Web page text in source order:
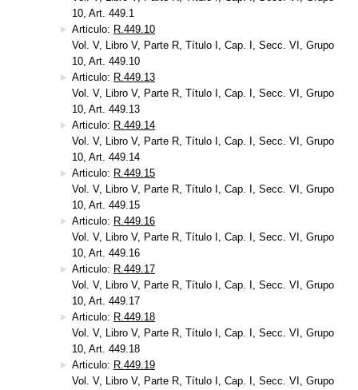
10, Art. 449.1
Articulo: R.449.10
Vol. V, Libro V, Parte R, Título I, Cap. I, Secc. VI, Grupo
10, Art. 449.10
Articulo: R.449.13
Vol. V, Libro V, Parte R, Título I, Cap. I, Secc. VI, Grupo
10, Art. 449.13
Articulo: R.449.14
Vol. V, Libro V, Parte R, Título I, Cap. I, Secc. VI, Grupo
10, Art. 449.14
Articulo: R.449.15
Vol. V, Libro V, Parte R, Título I, Cap. I, Secc. VI, Grupo
10, Art. 449.15
Articulo: R.449.16
Vol. V, Libro V, Parte R, Título I, Cap. I, Secc. VI, Grupo
10, Art. 449.16
Articulo: R.449.17
Vol. V, Libro V, Parte R, Título I, Cap. I, Secc. VI, Grupo
10, Art. 449.17
Articulo: R.449.18
Vol. V, Libro V, Parte R, Título I, Cap. I, Secc. VI, Grupo
10, Art. 449.18
Articulo: R.449.19
Vol. V, Libro V, Parte R, Título I, Cap. I, Secc. VI, Grupo